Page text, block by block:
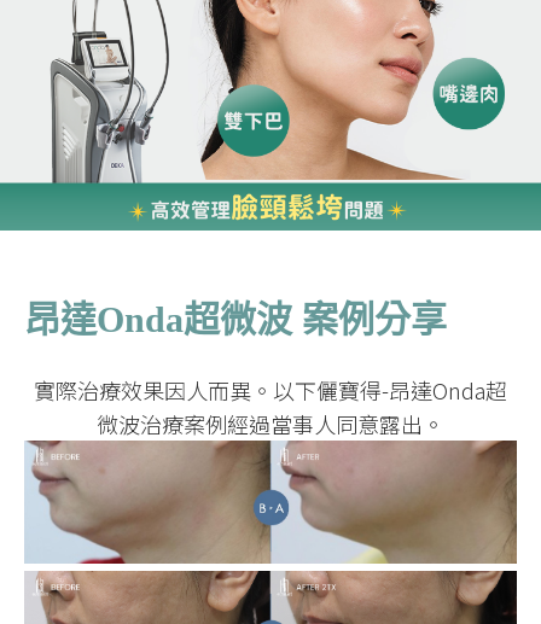
昂達Onda超微波 案例分享
實際治療效果因人而異。以下儷寶得-昂達Onda超
微波治療案例經過當事人同意露出。